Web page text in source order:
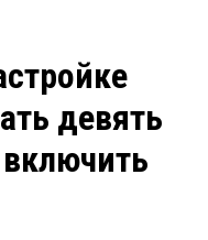
Рейтинги
Блоги
Архив
девять